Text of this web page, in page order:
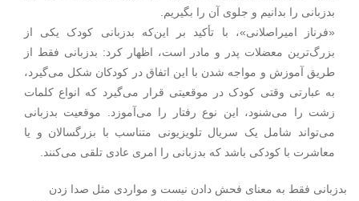
بدزبانی را بدانیم و جلوی آن را بگیریم.
«فرناز امیراصلانی»، با تأکید بر این‌که بدزبانی کودک یکی از
بزرگ‌ترین معضلات پدر و مادر است، اظهار کرد: بدزبانی فقط از
طریق آموزش و مواجه شدن با این اتفاق در کودکان شکل می‌گیرد،
به عبارتی وقتی کودک در موقعیتی قرار می‌گیرد که انواع کلمات
زشت را می‌شنود، این نوع رفتار را می‌آموزد. موقعیت بدزبانی
می‌تواند شامل یک سریال تلویزیونی متناسب با بزرگسالان و یا
معاشرت با کودکی باشد که بدزبانی را امری عادی تلقی می‌کنند.
بدزبانی فقط به معنای فحش دادن نیست و مواردی مثل صدا زدن